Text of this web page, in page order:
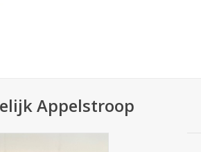
Appelstroop